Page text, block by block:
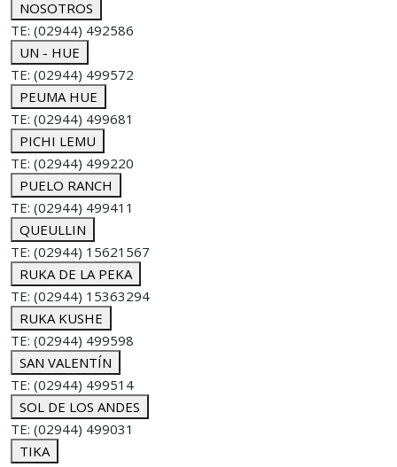
NOSOTROS
TE: (02944) 492586
UN - HUE
TE: (02944) 499572
PEUMA HUE
TE: (02944) 499681
PICHI LEMU
TE: (02944) 499220
PUELO RANCH
TE: (02944) 499411
QUEULLIN
TE: (02944) 15621567
RUKA DE LA PEKA
TE: (02944) 15363294
RUKA KUSHE
TE: (02944) 499598
SAN VALENTÍN
TE: (02944) 499514
SOL DE LOS ANDES
TE: (02944) 499031
TIKA